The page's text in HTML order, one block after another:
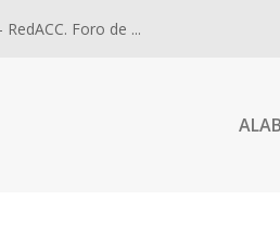
Foro de ...